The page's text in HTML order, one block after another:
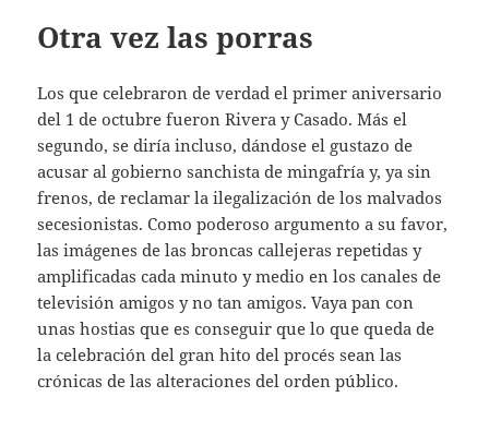
Otra vez las porras
Los que celebraron de verdad el primer aniversario
del 1 de octubre fueron Rivera y Casado. Más el
segundo, se diría incluso, dándose el gustazo de
acusar al gobierno sanchista de mingafría y, ya sin
frenos, de reclamar la ilegalización de los malvados
secesionistas. Como poderoso argumento a su favor,
las imágenes de las broncas callejeras repetidas y
amplificadas cada minuto y medio en los canales de
televisión amigos y no tan amigos. Vaya pan con
unas hostias que es conseguir que lo que queda de
la celebración del gran hito del procés sean las
crónicas de las alteraciones del orden público.